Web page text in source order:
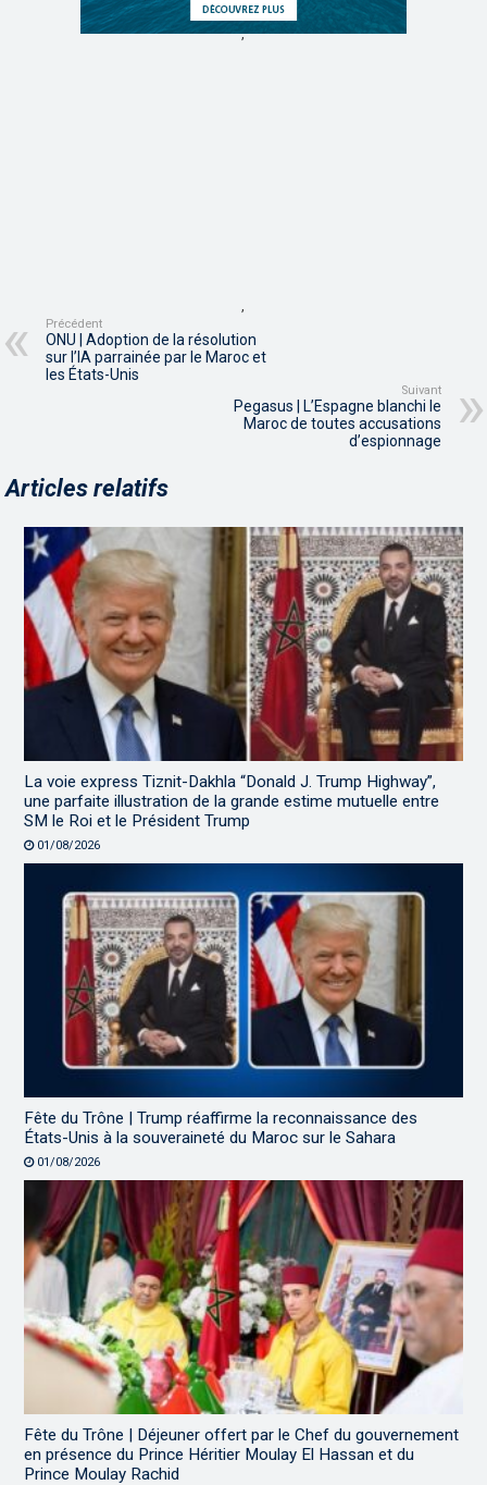
,
,
Précédent
ONU | Adoption de la résolution
sur l’IA parrainée par le Maroc et
les États-Unis
Suivant
Pegasus | L’Espagne blanchi le
Maroc de toutes accusations
d’espionnage
Articles relatifs
La voie express Tiznit-Dakhla “Donald J. Trump Highway”,
une parfaite illustration de la grande estime mutuelle entre
SM le Roi et le Président Trump
01/08/2026
Fête du Trône | Trump réaffirme la reconnaissance des
États-Unis à la souveraineté du Maroc sur le Sahara
01/08/2026
Fête du Trône | Déjeuner offert par le Chef du gouvernement
en présence du Prince Héritier Moulay El Hassan et du
Prince Moulay Rachid